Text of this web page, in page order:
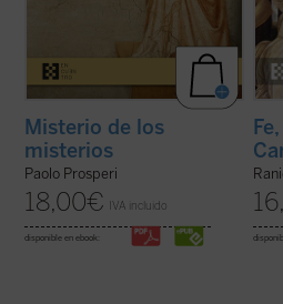
Misterio de los
misterios
Paolo Prosperi
18,00€ IVA incluido
disponible en ebook: